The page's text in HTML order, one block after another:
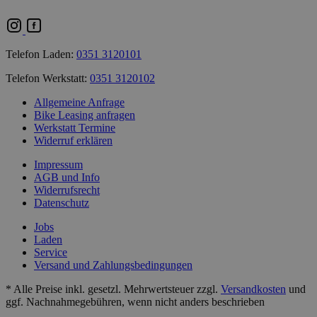
Telefon Laden: 0351 3120101
Telefon Werkstatt: 0351 3120102
Allgemeine Anfrage
Bike Leasing anfragen
Werkstatt Termine
Widerruf erklären
Impressum
AGB und Info
Widerrufsrecht
Datenschutz
Jobs
Laden
Service
Versand und Zahlungsbedingungen
* Alle Preise inkl. gesetzl. Mehrwertsteuer zzgl. Versandkosten und
ggf. Nachnahmegebühren, wenn nicht anders beschrieben